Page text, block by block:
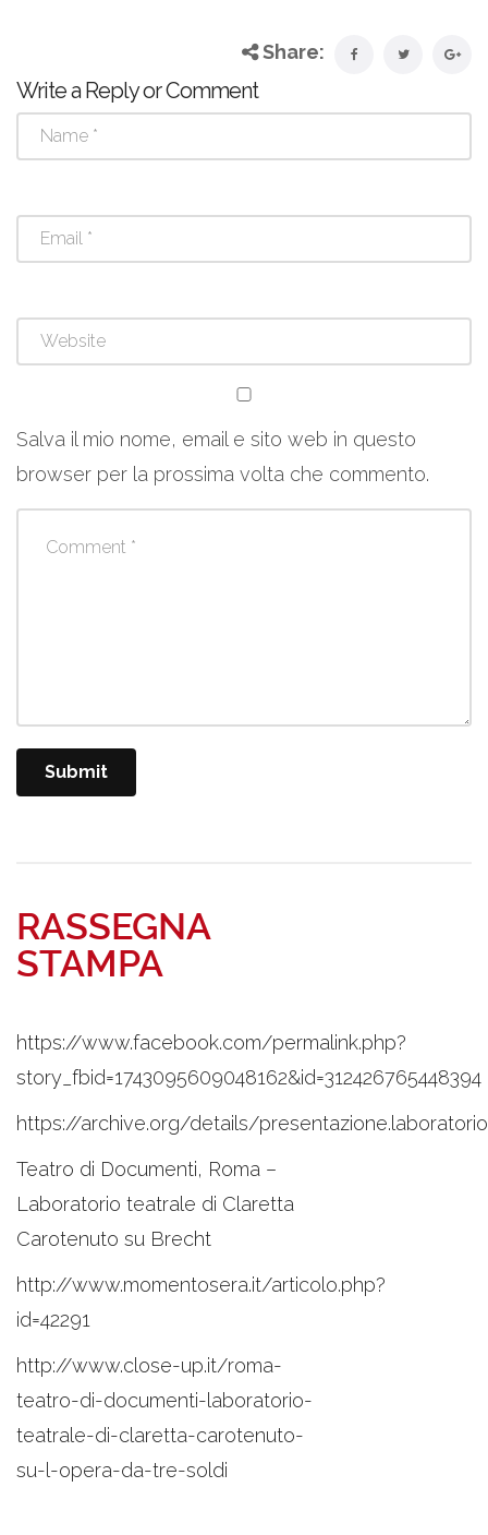
Share:
Write a Reply or Comment
Salva il mio nome, email e sito web in questo
browser per la prossima volta che commento.
RASSEGNA
STAMPA
https://www.facebook.com/permalink.php?
story_fbid=1743095609048162&id=312426765448394
https://archive.org/details/
Teatro di Documenti, Roma –
Laboratorio teatrale di Claretta
Carotenuto su Brecht
http://www.momentosera.it/articolo.php?
id=42291
http://www.close-up.it/roma-
teatro-di-documenti-laboratorio-
teatrale-di-claretta-carotenuto-
su-l-opera-da-tre-soldi